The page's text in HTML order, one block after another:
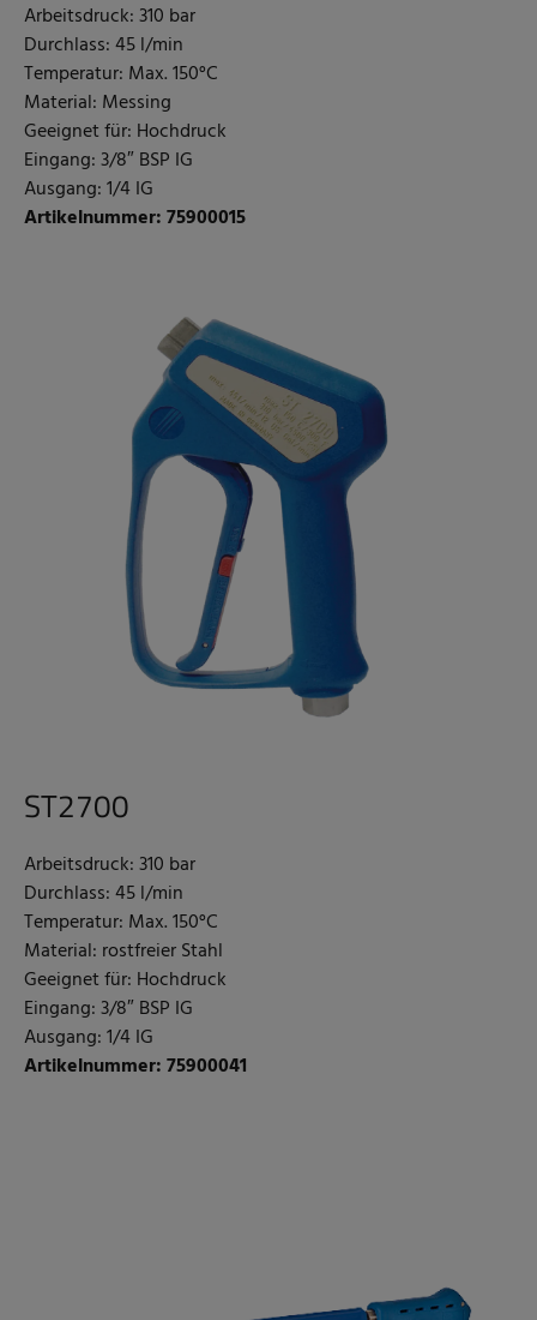
Arbeitsdruck: 310 bar
Durchlass: 45 l/min
Temperatur: Max. 150°C
Material: Messing
Geeignet für: Hochdruck
Eingang: 3/8″ BSP IG
Ausgang: 1/4 IG
Artikelnummer: 75900015
ST2700
Arbeitsdruck: 310 bar
Durchlass: 45 l/min
Temperatur: Max. 150°C
Material: rostfreier Stahl
Geeignet für: Hochdruck
Eingang: 3/8″ BSP IG
Ausgang: 1/4 IG
Artikelnummer: 75900041